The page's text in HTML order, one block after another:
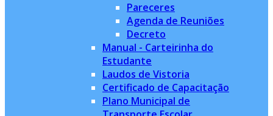
Pareceres
Agenda de Reuniões
Decreto
Manual - Carteirinha do
Estudante
Laudos de Vistoria
Certificado de Capacitação
Plano Municipal de